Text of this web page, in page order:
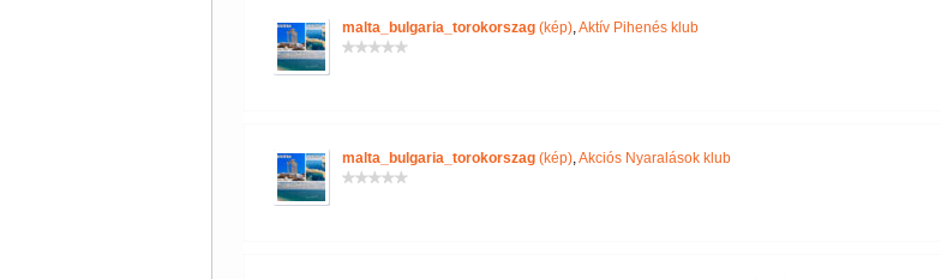
malta_bulgaria_torokorszag(kép),Aktív Pihenés klub
malta_bulgaria_torokorszag(kép),Akciós Nyaralások klub